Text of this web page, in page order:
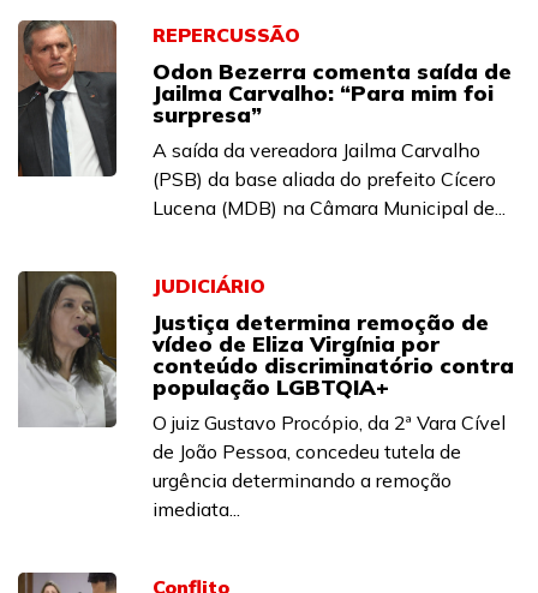
REPERCUSSÃO
Odon Bezerra comenta saída de
Jailma Carvalho: “Para mim foi
surpresa”
A saída da vereadora Jailma Carvalho
(PSB) da base aliada do prefeito Cícero
Lucena (MDB) na Câmara Municipal de...
JUDICIÁRIO
Justiça determina remoção de
vídeo de Eliza Virgínia por
conteúdo discriminatório contra
população LGBTQIA+
O juiz Gustavo Procópio, da 2ª Vara Cível
de João Pessoa, concedeu tutela de
urgência determinando a remoção
imediata...
Conflito